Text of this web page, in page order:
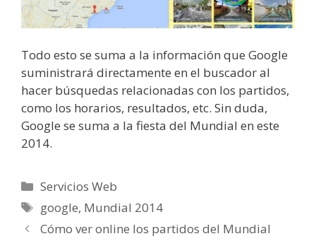
Todo esto se suma a la información que Google
suministrará directamente en el buscador al
hacer búsquedas relacionadas con los partidos,
como los horarios, resultados, etc. Sin duda,
Google se suma a la fiesta del Mundial en este
2014.
Categorías
Servicios Web
Etiquetas
google, Mundial 2014
Cómo ver online los partidos del Mundial